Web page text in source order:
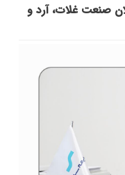
صنعت غلات، آرد و